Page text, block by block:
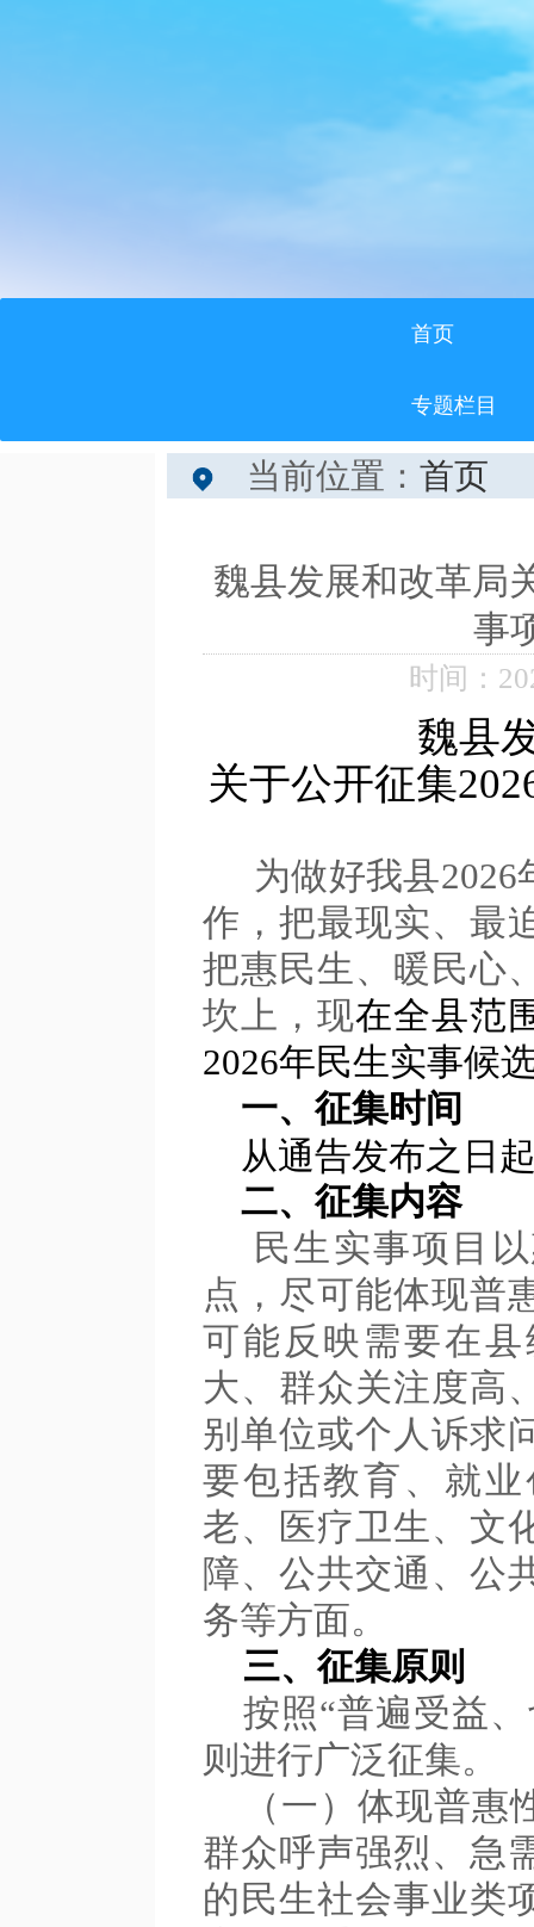
首页
专题栏目
当前位置： 首页
魏县发展和改革局
事
时间：
魏县
关于公开征集
为做好我县2026
作，把最现实、最
把惠民生、暖民心
坎上，现在全县范
2026年民生实事候
一、征集时间
从通告发布之日
二、征集内容
民生实事项目
点，尽可能体现普
可能反映需要在
大、群众关注度高
别单位或个人诉求
要包括教育、就
老、医疗卫生、文
障、公共交通、公
务等方面。
三、征集原则
按照“普遍受益
则进行广泛征集。
（一）体现普
群众呼声强烈、急
的民生社会事业类